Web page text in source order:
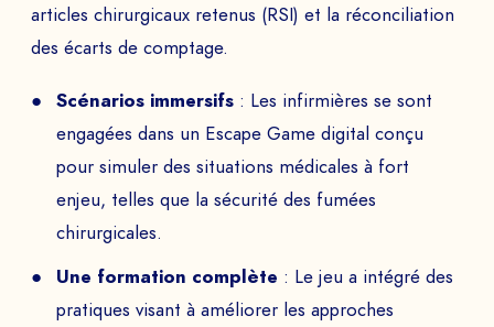
articles chirurgicaux retenus (RSI) et la réconciliation
des écarts de comptage.
Scénarios immersifs : Les infirmières se sont
engagées dans un Escape Game digital conçu
pour simuler des situations médicales à fort
enjeu, telles que la sécurité des fumées
chirurgicales.
Une formation complète : Le jeu a intégré des
pratiques visant à améliorer les approches